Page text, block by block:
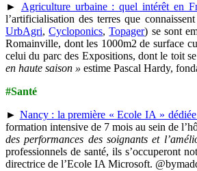
► Agriculture urbaine : quel intérêt en
l’artificialisation des terres que
UrbAgri,Cycloponics,Topager) se sont
Romainville, dont les 1000m2 de surface
celui du parc des Expositions, dont le toit
en haute saison » estime Pascal Hardy,
#Santé
► Nancy : la première « Ecole IA »
formation intensive de 7 mois au sein de
des performances des soignants et
professionnels de santé, ils s’occuperont
directrice de l’Ecole IA Microsoft.